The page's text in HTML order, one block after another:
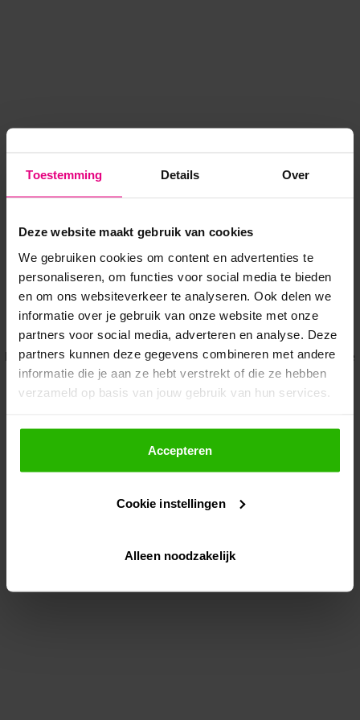
Toestemming Details Over
Deze website maakt gebruik van cookies
We gebruiken cookies om content en advertenties te
personaliseren, om functies voor social media te bieden
en om ons websiteverkeer te analyseren. Ook delen we
informatie over je gebruik van onze website met onze
partners voor social media, adverteren en analyse. Deze
partners kunnen deze gegevens combineren met andere
informatie die je aan ze hebt verstrekt of die ze hebben
verzameld op basis van jouw gebruik van hun services.
Als je op "Accepteer" klikt, dan geef je Voordeeluitjes.nl
toestemming om cookies voor social media en
gepersonaliseerde advertenties te plaatsen.
Lees hier meer over in onsprivacybeleid
Via "Cookie instellingen" kun je ook zelf instellen welke
Accepteren
Cookie instellingen
Alleen noodzakelijk
Application error: a client-side exception has occurred while
loadingwww.voordeeluitjes.nl (see the browser console for more
information).